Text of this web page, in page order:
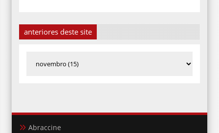
anteriores deste site
Abraccine